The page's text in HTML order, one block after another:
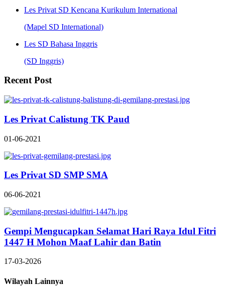
Les Privat SD Kencana Kurikulum International
(Mapel SD International)
Les SD Bahasa Inggris
(SD Inggris)
Recent Post
Les Privat Calistung TK Paud
01-06-2021
Les Privat SD SMP SMA
06-06-2021
Gempi Mengucapkan Selamat Hari Raya Idul Fitri
1447 H Mohon Maaf Lahir dan Batin
17-03-2026
Wilayah Lainnya